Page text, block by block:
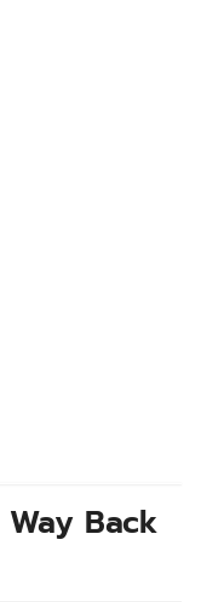
Way Back